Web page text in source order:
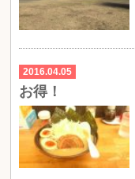
2016.04.05
お得！